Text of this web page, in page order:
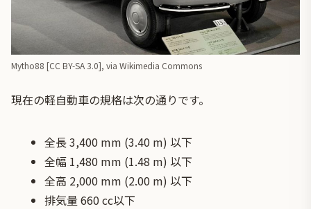
Mytho88 [CC BY-SA 3.0], via Wikimedia Commons
現在の軽自動車の規格は次の通りです。
全長 3,400 mm (3.40 m) 以下
全幅 1,480 mm (1.48 m) 以下
全高 2,000 mm (2.00 m) 以下
排気量 660 cc以下